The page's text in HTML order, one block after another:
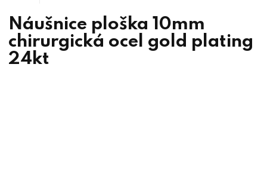
Náušnice ploška 10mm
chirurgická ocel gold plating
24kt